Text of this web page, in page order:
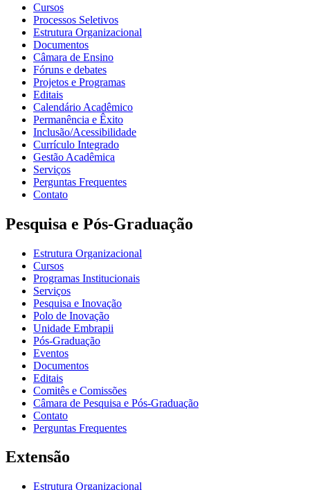
Cursos
Processos Seletivos
Estrutura Organizacional
Documentos
Câmara de Ensino
Fóruns e debates
Projetos e Programas
Editais
Calendário Acadêmico
Permanência e Êxito
Inclusão/Acessibilidade
Currículo Integrado
Gestão Acadêmica
Serviços
Perguntas Frequentes
Contato
Pesquisa e Pós-Graduação
Estrutura Organizacional
Cursos
Programas Institucionais
Serviços
Pesquisa e Inovação
Polo de Inovação
Unidade Embrapii
Pós-Graduação
Eventos
Documentos
Editais
Comitês e Comissões
Câmara de Pesquisa e Pós-Graduação
Contato
Perguntas Frequentes
Extensão
Estrutura Organizacional